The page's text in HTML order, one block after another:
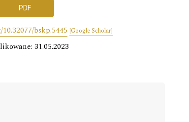
PDF
bskp.5445 [Google Scholar]
31.05.2023